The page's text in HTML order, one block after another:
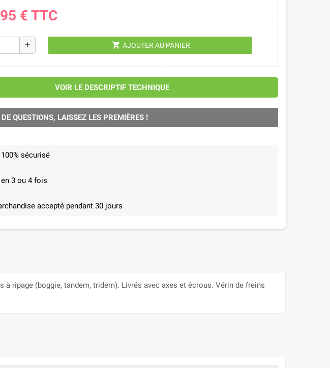
€ TTC
add shopping_cart AJOUTER AU PANIER
VOIR LE DESCRIPTIF TECHNIQUE
QUESTIONS, LAISSEZ LES PREMIÈRES !
sécurisé
3 ou 4 fois
accepté pendant 30 jours
ripage (boggie, tandem, tridem). Livrés avec axes et écrous. Vérin de freins